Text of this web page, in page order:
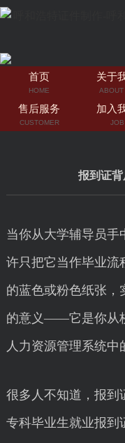
首页
HOME
关于
ABOUT
售后服务
CUSTOMER
加入
JOB
报到证
当你从大学辅导员手
许只把它当作毕业流
的蓝色或粉色纸张，
的意义——它是你从
人力资源管理系统中
很多人不知道，报到
专科毕业生就业报到